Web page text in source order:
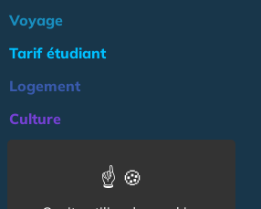
Voyage
Tarif étudiant
Logement
Culture